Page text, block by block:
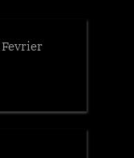
Fevrier